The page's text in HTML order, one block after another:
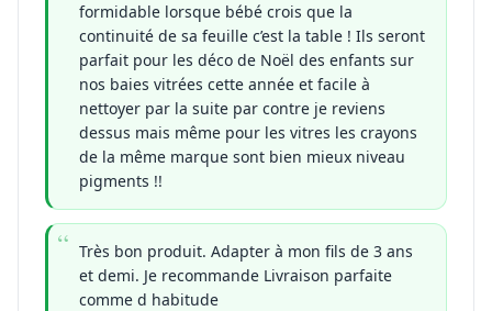
formidable lorsque bébé crois que la
continuité de sa feuille c’est la table ! Ils seront
parfait pour les déco de Noël des enfants sur
nos baies vitrées cette année et facile à
nettoyer par la suite par contre je reviens
dessus mais même pour les vitres les crayons
de la même marque sont bien mieux niveau
pigments !!
Très bon produit. Adapter à mon fils de 3 ans
et demi. Je recommande Livraison parfaite
comme d habitude